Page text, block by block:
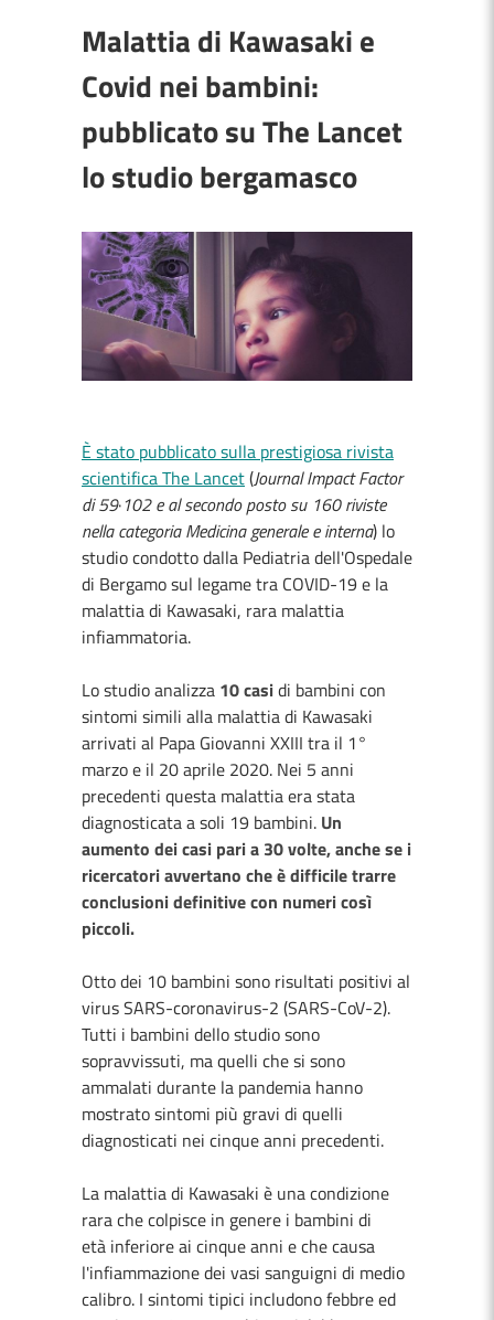
Malattia di Kawasaki e
Covid nei bambini:
pubblicato su The Lancet
lo studio bergamasco
È stato pubblicato sulla prestigiosa rivista
scientifica The Lancet(Journal Impact Factor
di 59·102 e al secondo posto su 160 riviste
nella categoria Medicina generale e interna) lo
studio condotto dalla Pediatria dell'Ospedale
di Bergamo sul legame tra COVID-19 e la
malattia di Kawasaki, rara malattia
infiammatoria.
Lo studio analizza 10 casidi bambini con
sintomi simili alla malattia di Kawasaki
arrivati al Papa Giovanni XXIII tra il 1°
marzo e il 20 aprile 2020. Nei 5 anni
precedenti questa malattia era stata
diagnosticata a soli 19 bambini. Un
aumento dei casi pari a 30 volte, anche se i
ricercatori avvertano che è difficile trarre
conclusioni definitive con numeri così
piccoli.
Otto dei 10 bambini sono risultati positivi al
virus SARS-coronavirus-2 (SARS-CoV-2).
Tutti i bambini dello studio sono
sopravvissuti, ma quelli che si sono
ammalati durante la pandemia hanno
mostrato sintomi più gravi di quelli
diagnosticati nei cinque anni precedenti.
La malattia di Kawasaki è una condizione
rara che colpisce in genere i bambini di
età inferiore ai cinque anni e che causa
l'infiammazione dei vasi sanguigni di medio
calibro. I sintomi tipici includono febbre ed